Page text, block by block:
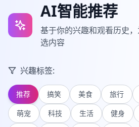
AI智能推荐
基于你的兴趣和观看历史
选内容
兴趣标签:
推荐 搞笑 美食 旅行
萌宠
科技 生活 健身